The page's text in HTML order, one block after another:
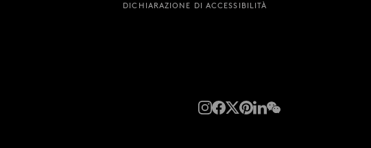
DICHIARAZIONE DI ACCESSIBILITÀ